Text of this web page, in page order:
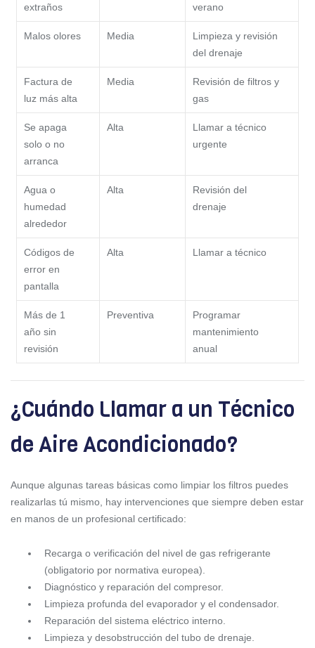
extraños
verano
Malos olores Media
Limpieza y revisión
del drenaje
Factura de
luz más alta
Media
Revisión de filtros y
gas
Se apaga
solo o no
arranca
Alta
Llamar a técnico
urgente
Agua o
humedad
alrededor
Alta
Revisión del
drenaje
Códigos de
error en
pantalla
Alta Llamar a técnico
Más de 1
año sin
revisión
Preventiva
Programar
mantenimiento
anual
¿Cuándo Llamar a un Técnico
de Aire Acondicionado?
Aunque algunas tareas básicas como limpiar los filtros puedes
realizarlas tú mismo, hay intervenciones que siempre deben estar
en manos de un profesional certificado:
Recarga o verificación del nivel de gas refrigerante
(obligatorio por normativa europea).
Diagnóstico y reparación del compresor.
Limpieza profunda del evaporador y el condensador.
Reparación del sistema eléctrico interno.
Limpieza y desobstrucción del tubo de drenaje.